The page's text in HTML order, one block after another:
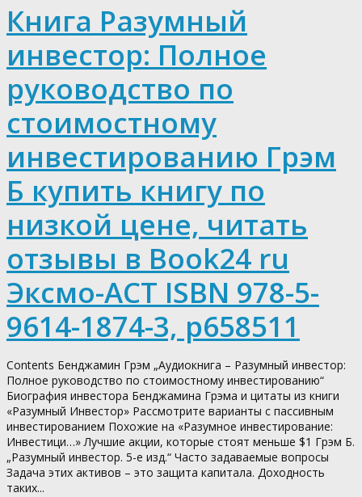
Книга Разумный
инвестор: Полное
руководство по
стоимостному
инвестированию Грэм
Б купить книгу по
низкой цене, читать
отзывы в Book24 ru
Эксмо-АСТ ISBN 978-5-
9614-1874-3, p658511
Contents Бенджамин Грэм „Аудиокнига – Разумный инвестор:
Полное руководство по стоимостному инвестированию“
Биография инвестора Бенджамина Грэма и цитаты из книги
«Разумный Инвестор» Рассмотрите варианты с пассивным
инвестированием Похожие на «Разумное инвестирование:
Инвестици…» Лучшие акции, которые стоят меньше $1 Грэм Б.
„Разумный инвестор. 5-е изд.“ Часто задаваемые вопросы
Задача этих активов – это защита капитала. Доходность
таких...